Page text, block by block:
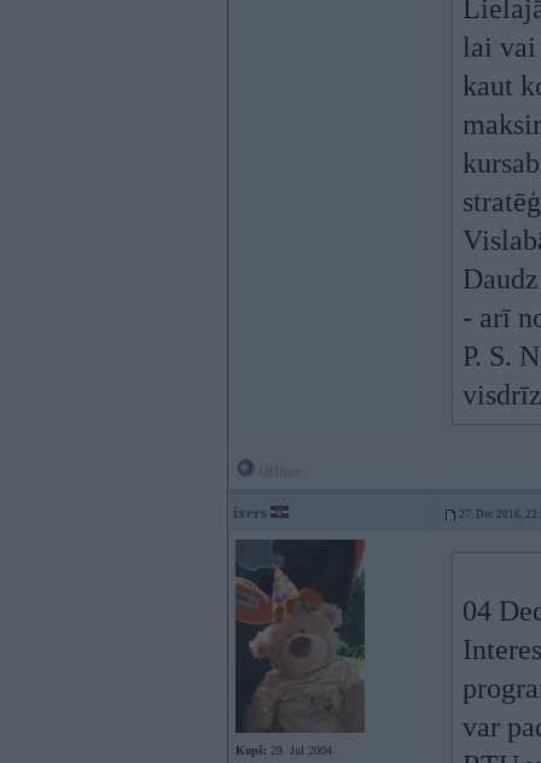
lai vai
kaut
- arī
P. S.
ixers 27. Dec 2016,
Kopš: 29. Jul 2004
04
var